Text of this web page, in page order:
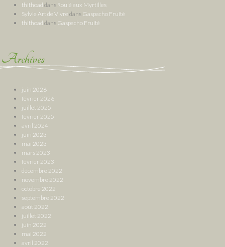
thithoad dans Roulé aux Myrtilles
Sylvie Art de Vivre dans Gaspacho Fruité
thithoad dans Gaspacho Fruité
Archives
juin 2026
février 2026
juillet 2025
février 2025
avril 2024
juin 2023
mai 2023
mars 2023
février 2023
décembre 2022
novembre 2022
octobre 2022
septembre 2022
août 2022
juillet 2022
juin 2022
mai 2022
avril 2022